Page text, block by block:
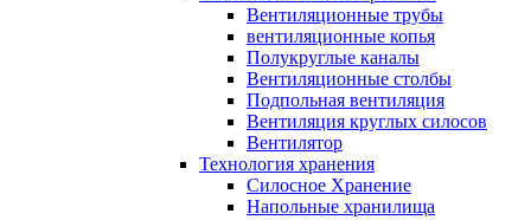
Вентиляционные трубы
вентиляционные копья
Полукруглые каналы
Вентиляционные столбы
Подпольная вентиляция
Вентиляция круглых силосов
Вентилятор
Технология хранения
Силосное Хранение
Hапольные хранилища